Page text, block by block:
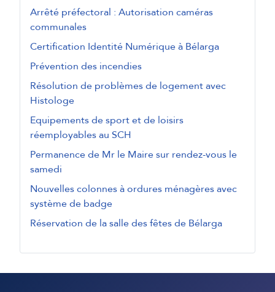
Arrêté préfectoral : Autorisation caméras
communales
Certification Identité Numérique à Bélarga
Prévention des incendies
Résolution de problèmes de logement avec
Histologe
Equipements de sport et de loisirs
réemployables au SCH
Permanence de Mr le Maire sur rendez-vous le
samedi
Nouvelles colonnes à ordures ménagères avec
système de badge
Réservation de la salle des fêtes de Bélarga